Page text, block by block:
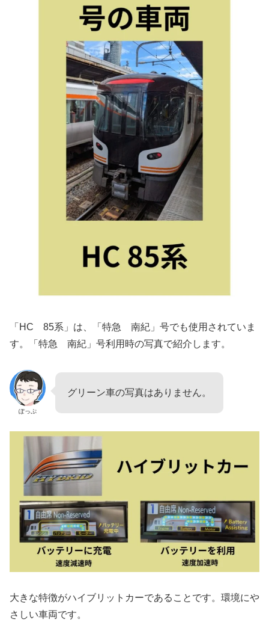
「HC 85系」は、「特急 南紀」号でも使用されていま
す。「特急 南紀」号利用時の写真で紹介します。
ぽっぷ
グリーン車の写真はありません。
大きな特徴がハイブリットカーであることです。環境にや
さしい車両です。